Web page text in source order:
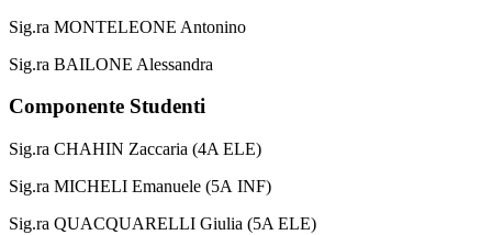
Sig.ra MONTELEONE Antonino
Sig.ra BAILONE Alessandra
Componente Studenti
Sig.ra CHAHIN Zaccaria (4A ELE)
Sig.ra MICHELI Emanuele (5A INF)
Sig.ra QUACQUARELLI Giulia (5A ELE)